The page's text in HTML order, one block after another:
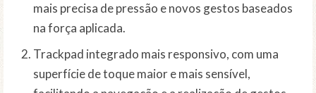
mais precisa de pressão e novos gestos baseados
na força aplicada.
Trackpad integrado mais responsivo, com uma
superfície de toque maior e mais sensível,